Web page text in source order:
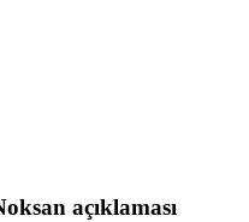
açıklaması